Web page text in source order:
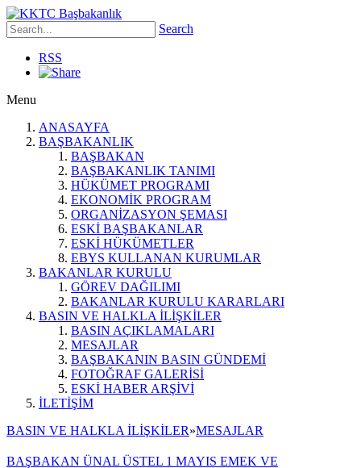
Search
RSS
Menu
ANASAYFA
BAŞBAKANLIK
BAŞBAKAN
BAŞBAKANLIK TANIMI
HÜKÜMET PROGRAMI
EKONOMİK PROGRAM
ORGANİZASYON ŞEMASI
ESKİ BAŞBAKANLAR
ESKİ HÜKÜMETLER
EBYS KULLANAN KURUMLAR
BAKANLAR KURULU
GÖREV DAĞILIMI
BAKANLAR KURULU KARARLARI
BASIN VE HALKLA İLİŞKİLER
BASIN AÇIKLAMALARI
MESAJLAR
BAŞBAKANIN BASIN GÜNDEMİ
FOTOĞRAF GALERİSİ
ESKİ HABER ARŞİVİ
İLETİŞİM
BASIN VE HALKLA İLİŞKİLER»MESAJLAR
BAŞBAKAN ÜNAL ÜSTEL 1 MAYIS EMEK VE